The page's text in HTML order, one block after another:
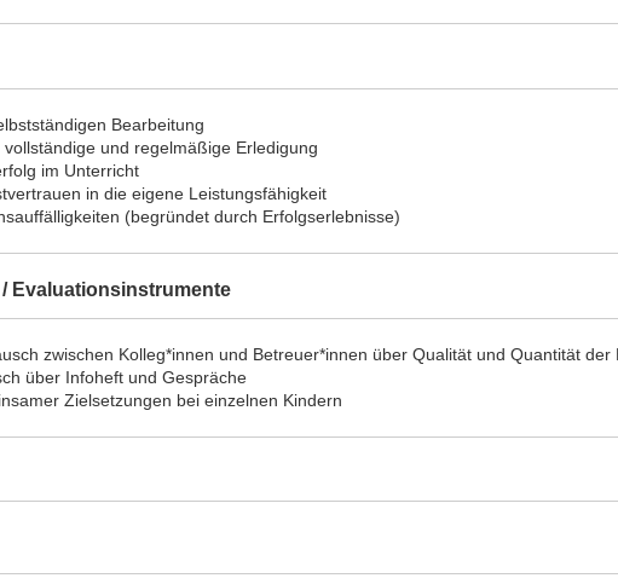
Bearbeitung
und regelmäßige Erledigung
im Unterricht
in die eigene Leistungsfähigkeit
(begründet durch Erfolgserlebnisse)
Evaluationsinstrumente
zwischen Kolleg*innen und Betreuer*innen über Qualität und Quantität der
über Infoheft und Gespräche
Zielsetzungen bei einzelnen Kindern